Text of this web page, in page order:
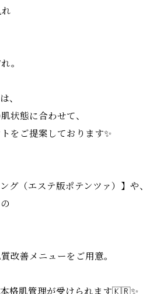
。
、
状態に合わせて、
をご提案しております✨
グ（エステ版ポテンツァ）】や、
改善メニューをご用意。
本格肌管理が受けられます🇰🇷✨